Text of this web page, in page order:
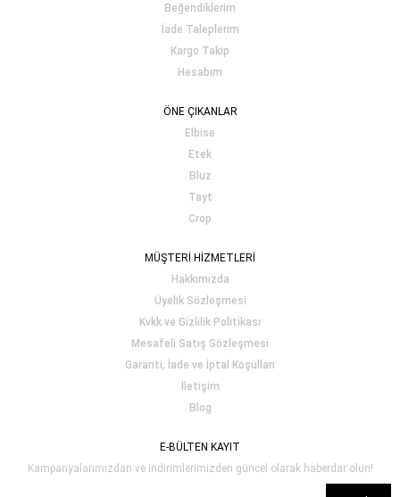
Beğendiklerim
İade Taleplerim
Kargo Takip
Hesabım
ÖNE ÇIKANLAR
Elbise
Etek
Bluz
Tayt
Crop
MÜŞTERİ HİZMETLERİ
Hakkımızda
Üyelik Sözleşmesi
Kvkk ve Gizlilik Politikası
Mesafeli Satış Sözleşmesi
Garanti, İade ve İptal Koşulları
İletişim
Blog
E-BÜLTEN KAYIT
Kampanyalarımızdan ve indirimlerimizden güncel olarak haberdar olun!